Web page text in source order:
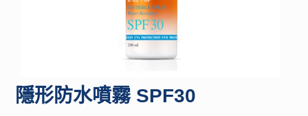
隱形防水噴霧 SPF30